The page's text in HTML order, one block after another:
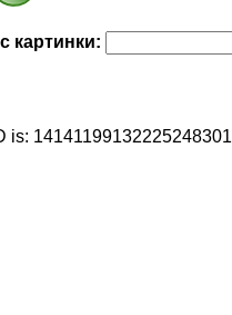
картинки:
is: 14141199132225248301